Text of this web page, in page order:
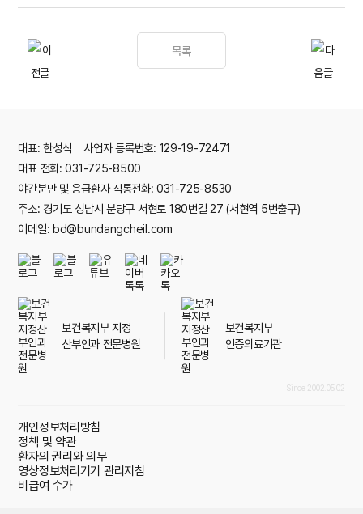
목록
대표: 한성식 사업자 등록번호: 129-19-72471
대표 전화: 031-725-8500
야간분만 및 응급환자 직통전화: 031-725-8530
주소: 경기도 성남시 분당구 서현로 180번길 27 (서현역 5번출구)
이메일: bd@bundangcheil.com
보건복지부 지정
산부인과 전문병원
보건복지부
인증의료기관
Since 2002.05.02
개인정보처리방침
정책 및 약관
환자의 권리와 의무
영상정보처리기기 관리지침
비급여 수가